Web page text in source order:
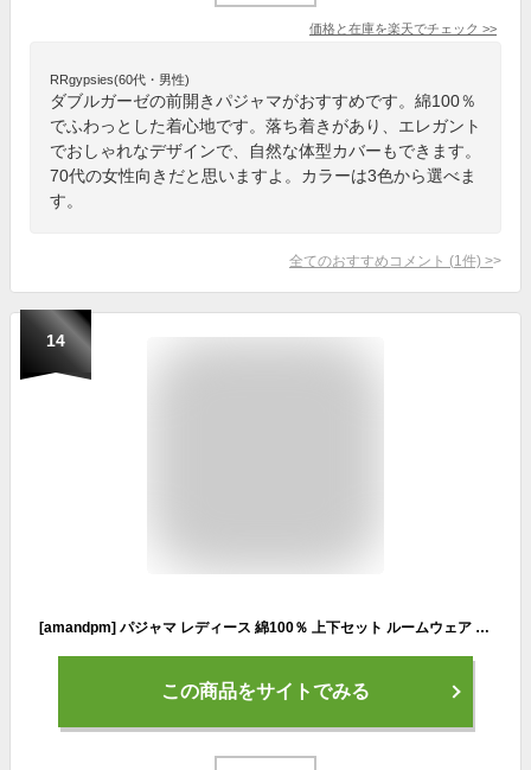
価格と在庫を楽天でチェック >>
RRgypsies(60代・男性)
ダブルガーゼの前開きパジャマがおすすめです。綿100％
でふわっとした着心地です。落ち着きがあり、エレガント
でおしゃれなデザインで、自然な体型カバーもできます。
70代の女性向きだと思いますよ。カラーは3色から選べま
す。
全てのおすすめコメント (1 件) >
14
[amandpm] パジャマ レディース 綿100％ 上下セット ルームウェア 春 夏 秋 冬 半袖 長袖 花柄 部屋着 吸汗通気 薄手 肌に優しい 花柄 2重ガーゼ 敏感肌 部屋着
この商品をサイトでみる